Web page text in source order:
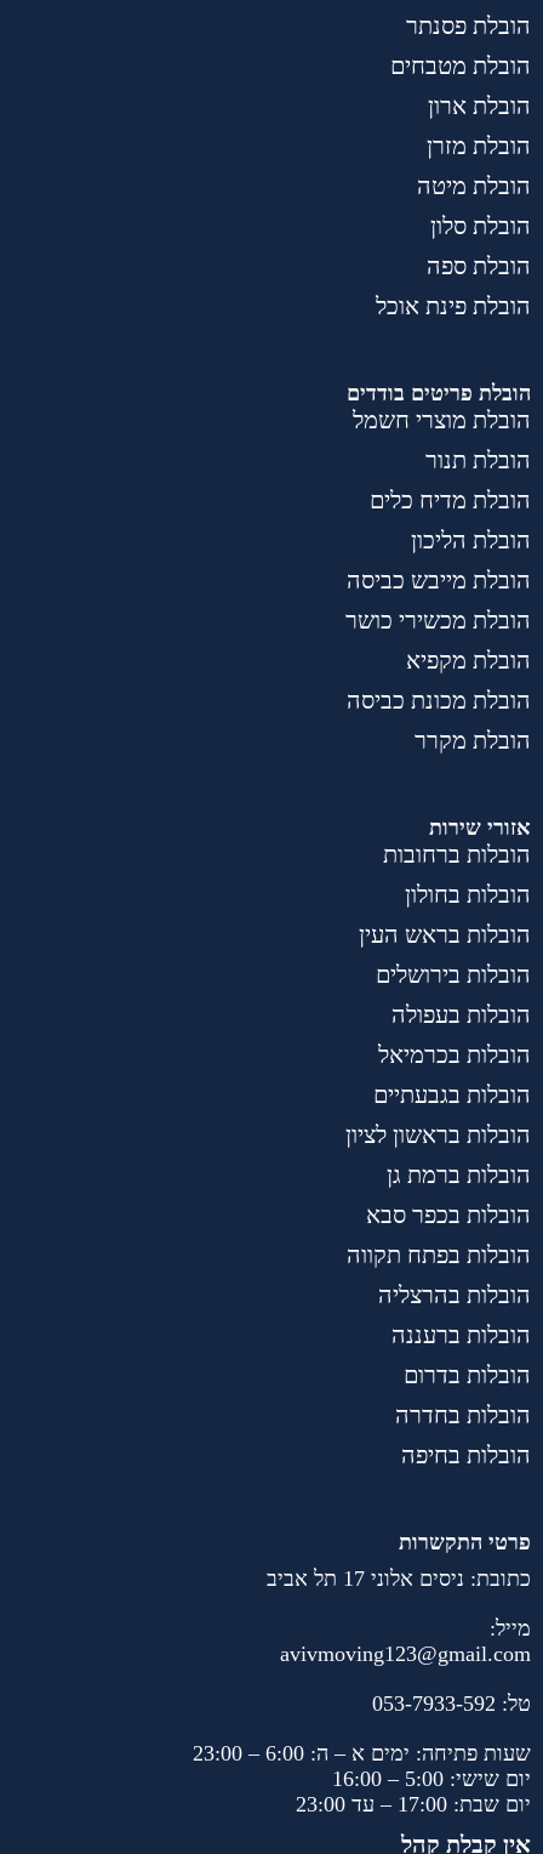
הובלת פסנתר
הובלת מטבחים
הובלת ארון
הובלת מזרן
הובלת מיטה
הובלת סלון
הובלת ספה
הובלת פינת אוכל
הובלת פריטים בודדים
הובלת מוצרי חשמל
הובלת תנור
הובלת מדיח כלים
הובלת הליכון
הובלת מייבש כביסה
הובלת מכשירי כושר
הובלת מקפיא
הובלת מכונת כביסה
הובלת מקרר
אזורי שירות
הובלות ברחובות
הובלות בחולון
הובלות בראש העין
הובלות בירושלים
הובלות בעפולה
הובלות בכרמיאל
הובלות בגבעתיים
הובלות בראשון לציון
הובלות ברמת גן
הובלות בכפר סבא
הובלות בפתח תקווה
הובלות בהרצליה
הובלות ברעננה
הובלות בדרום
הובלות בחדרה
הובלות בחיפה
פרטי התקשרות
כתובת: ניסים אלוני 17 תל אביב
מייל:
avivmoving123@gmail.com
טל: 053-7933-592
שעות פתיחה: ימים א – ה: 6:00 – 23:00
יום שישי: 5:00 – 16:00
יום שבת: 17:00 – עד 23:00
אין קבלת קהל